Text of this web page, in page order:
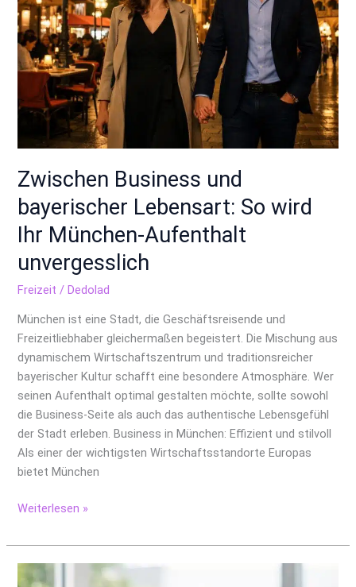
Zwischen Business und
bayerischer Lebensart: So wird
Ihr München-Aufenthalt
unvergesslich
Freizeit /Dedolad
München ist eine Stadt, die Geschäftsreisende und
Freizeitliebhaber gleichermaßen begeistert. Die Mischung aus
dynamischem Wirtschaftszentrum und traditionsreicher
bayerischer Kultur schafft eine besondere Atmosphäre. Wer
seinen Aufenthalt optimal gestalten möchte, sollte sowohl
die Business-Seite als auch das authentische Lebensgefühl
der Stadt erleben. Business in München: Effizient und stilvoll
Als einer der wichtigsten Wirtschaftsstandorte Europas
bietet München
Aufenthalt
unvergesslich
Weiterlesen »